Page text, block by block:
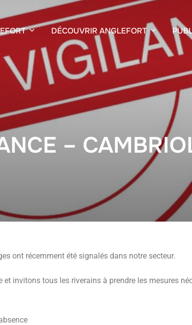
DÉCOUVRIR ANGLEFORT
–
ont récemment été signalés dans notre secteur.
invitons tous les riverains à prendre les mesures